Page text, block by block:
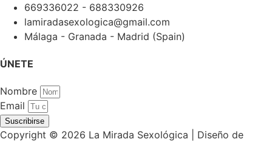
669336022 - 688330926
lamiradasexologica@gmail.com
Málaga - Granada - Madrid (Spain)
ÚNETE
Nombre
Email
Suscribirse
Copyright © 2026 La Mirada Sexológica | Diseño de